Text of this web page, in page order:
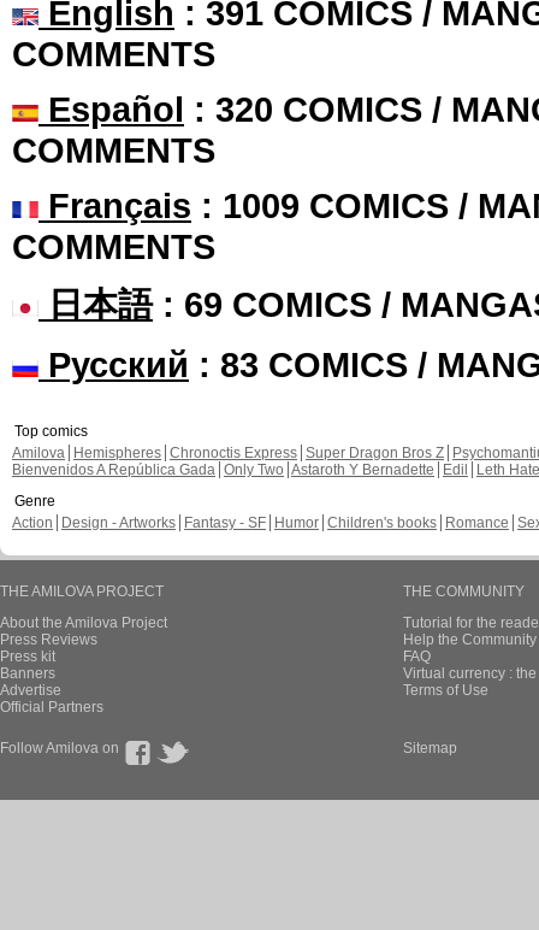
English : 391 COMICS /
COMMENTS
Español : 320 COMICS /
COMMENTS
Français : 1009 COMICS /
COMMENTS
日本語: 69 COMICS /
Русский : 83 COMICS /
Top comics
Amilova
Hemispheres Chronoctis Express Super Dragon Bros Z
Bienvenidos A República Gada Only Two Astaroth Y Bernadette Edil
Leth Hate
Genre
Action
Design - Artworks Fantasy - SF Humor Children's books Romance
THE AMILOVA PROJECT
About the Amilova Project
Press Reviews
Press kit
Banners
Advertise
Official Partners
THE COMMUNITY
Tutorial for the
Help the
FAQ
Virtual currency :
Terms of Use
Follow Amilova on Sitemap